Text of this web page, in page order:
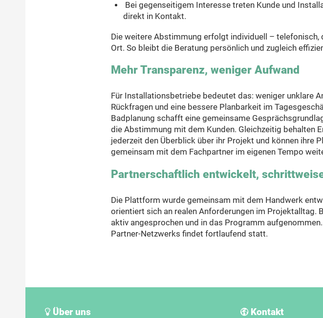
Bei gegenseitigem Interesse treten Kunde und
direkt in Kontakt.
Die weitere Abstimmung erfolgt individuell – telefonisch,
Ort. So bleibt die Beratung persönlich und zugleich
Mehr Transparenz, weniger Aufwand
Für Installationsbetriebe bedeutet das: weniger unklare
Rückfragen und eine bessere Planbarkeit im
Badplanung schafft eine gemeinsame
die Abstimmung mit dem Kunden. Gleichzeitig behalten
jederzeit den Überblick über ihr Projekt und können ihre
gemeinsam mit dem Fachpartner im eigenen Tempo
Partnerschaftlich entwickelt,
Die Plattform wurde gemeinsam mit dem Handwerk
orientiert sich an realen Anforderungen im Projektalltag.
aktiv angesprochen und in das Programm
Partner-Netzwerks findet fortlaufend statt.
Über uns Kontakt